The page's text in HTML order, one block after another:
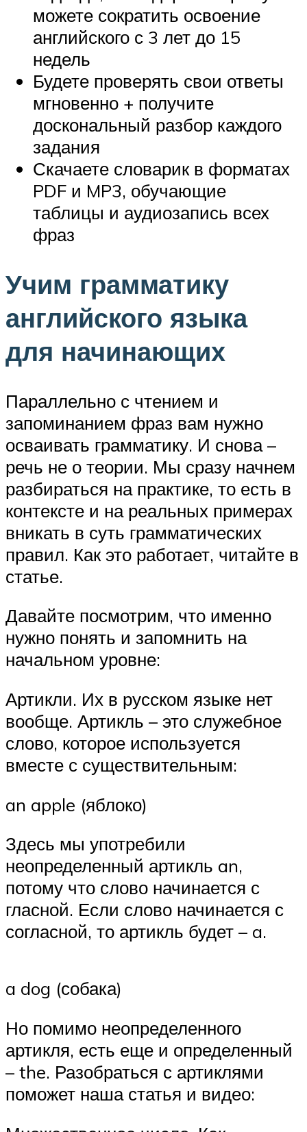
можете сократить освоение
английского с 3 лет до 15
недель
Будете проверять свои ответы
мгновенно + получите
доскональный разбор каждого
задания
Скачаете словарик в форматах
PDF и MP3, обучающие
таблицы и аудиозапись всех
фраз
Учим грамматику
английского языка
для начинающих
Параллельно с чтением и
запоминанием фраз вам нужно
осваивать грамматику. И снова –
речь не о теории. Мы сразу начнем
разбираться на практике, то есть в
контексте и на реальных примерах
вникать в суть грамматических
правил. Как это работает, читайте в
статье.
Давайте посмотрим, что именно
нужно понять и запомнить на
начальном уровне:
Артикли. Их в русском языке нет
вообще. Артикль – это служебное
слово, которое используется
вместе с существительным:
an apple (яблоко)
Здесь мы употребили
неопределенный артикль an,
потому что слово начинается с
гласной. Если слово начинается с
согласной, то артикль будет – a.
a dog (собака)
Но помимо неопределенного
артикля, есть еще и определенный
– the. Разобраться с артиклями
поможет наша статья и видео: